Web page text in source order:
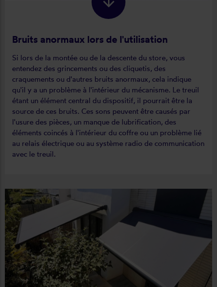
Bruits anormaux lors de l'utilisation
Si lors de la montée ou de la descente du store, vous
entendez des grincements ou des cliquetis, des
craquements ou d'autres bruits anormaux, cela indique
qu'il y a un problème à l'intérieur du mécanisme. Le treuil
étant un élément central du dispositif, il pourrait être la
source de ces bruits. Ces sons peuvent être causés par
l'usure des pièces, un manque de lubrification, des
éléments coincés à l'intérieur du coffre ou un problème lié
au relais électrique ou au système radio de communication
avec le treuil.